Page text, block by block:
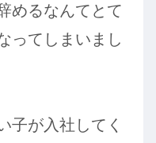
めるなんてとて
ってしまいまし
子が入社してく